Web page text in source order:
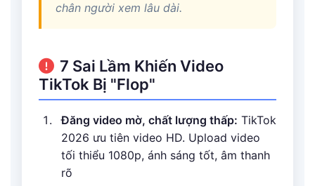
chân người xem lâu dài.
7 Sai Lầm Khiến Video
TikTok Bị "Flop"
Đăng video mờ, chất lượng thấp: TikTok
2026 ưu tiên video HD. Upload video
tối thiểu 1080p, ánh sáng tốt, âm thanh
rõ